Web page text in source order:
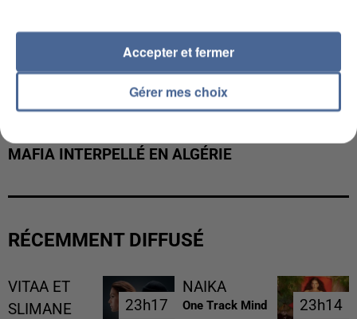
L’UN DES FONDATEURS SUPPOSÉS DE LA DZ
MAFIA INTERPELLÉ EN ALGÉRIE
RÉCEMMENT DIFFUSÉ
VITAA ET
SLIMANE
23h17
23h17
NAIKA
One Track Mind 23h14
23h14
Gérer mes choix
Accepter et fermer